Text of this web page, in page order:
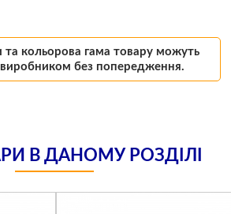
та кольорова гама товару можуть
без попередження.
В ДАНОМУ РОЗДІЛІ